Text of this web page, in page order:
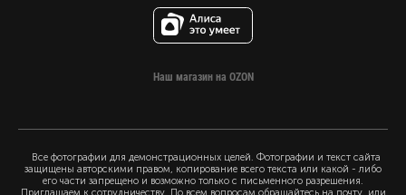
Наш магазин на OZON
Все фотографии для демонстрационных целей. Фотографии и текст сайта
защищены авторскими правом, копирование всего текста или какой - либо
его части запрещено и возможно только с письменного разрешения.